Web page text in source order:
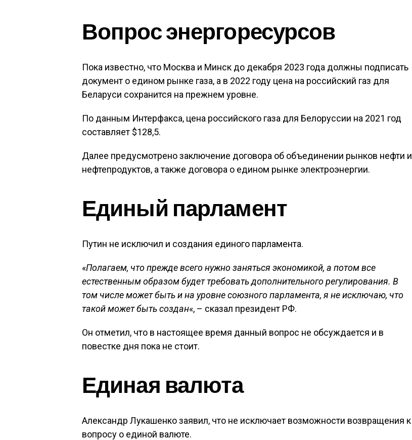
Вопрос энергоресурсов
Пока известно, что Москва и Минск до декабря 2023 года должны подписать
документ о едином рынке газа, а в 2022 году цена на российский газ для
Беларуси сохранится на прежнем уровне.
По данным Интерфакса, цена российского газа для Белоруссии на 2021 год
составляет $128,5.
Далее предусмотрено заключение договора об объединении рынков нефти и
нефтепродуктов, а также договора о едином рынке электроэнергии.
Единый парламент
Путин не исключил и создания единого парламента.
«Полагаем, что прежде всего нужно заняться экономикой, а потом все
естественным образом будет требовать дополнительного регулирования. В
том числе может быть и на уровне союзного парламента, я не исключаю, что
такой может быть создан«, – сказал президент РФ.
Он отметил, что в настоящее время данный вопрос не обсуждается и в
повестке дня пока не стоит.
Единая валюта
Александр Лукашенко заявил, что не исключает возможности возвращения к
вопросу о единой валюте.